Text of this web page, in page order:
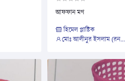
আফফান মগ
হিমেল প্লাষ্টিক
মোঃ আলীনুর ইসলাম (রন...